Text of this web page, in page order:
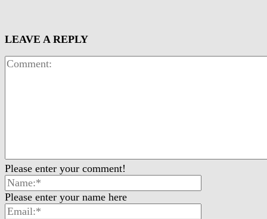
LEAVE A REPLY
Please enter your comment!
Please enter your name here